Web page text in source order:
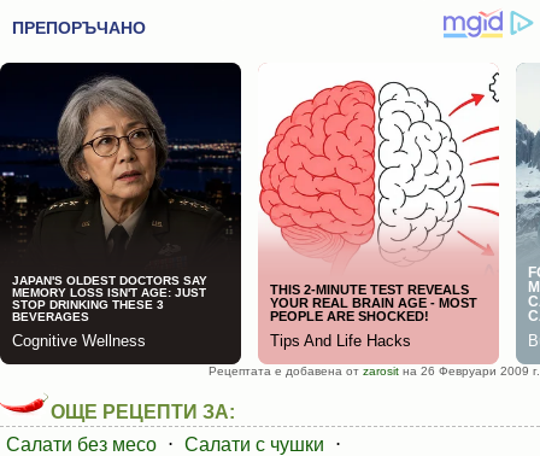
Рецептата е добавена от zarosit на 26 Февруари 2009 г.
ОЩЕ РЕЦЕПТИ ЗА:
Салати без месо ⋅ Салати с чушки
⋅